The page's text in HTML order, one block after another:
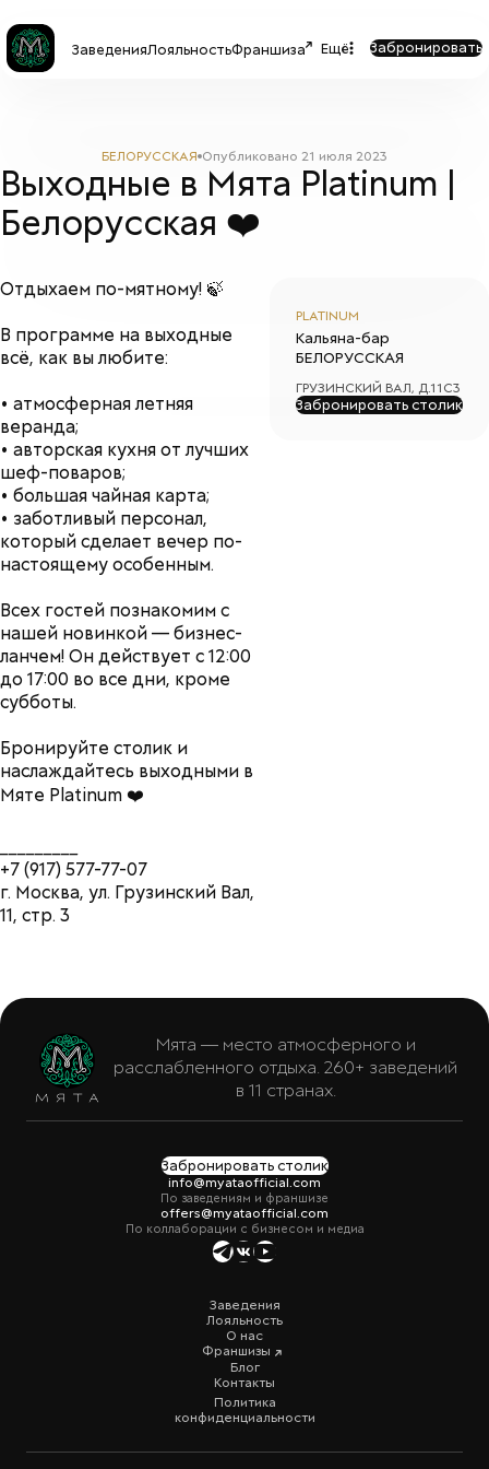
ЗаведенияЛояльностьФраншиза Ещё Забронировать
БЕЛОРУССКАЯ Опубликовано 21 июля 2023
Выходные в Мята Platinum |
Белорусская ❤️
Отдыхаем по-мятному! 🍃
В программе на выходные
всё, как вы любите:
• атмосферная летняя
веранда;
• авторская кухня от лучших
шеф-поваров;
• большая чайная карта;
• заботливый персонал,
который сделает вечер по-
настоящему особенным.
Всех гостей познакомим с
нашей новинкой — бизнес-
ланчем! Он действует с 12:00
до 17:00 во все дни, кроме
субботы.
Бронируйте столик и
наслаждайтесь выходными в
Мяте Platinum ❤️
+7 (917) 577-77-07
г. Москва, ул. Грузинский Вал,
11, стр. 3
PLATINUM
Кальяна-бар
БЕЛОРУССКАЯ
ГРУЗИНСКИЙ ВАЛ, Д.11С3
Забронировать столик
Мята — место атмосферного и
расслабленного отдыха. 260+ заведений
в 11 странах.
Забронировать столик
info@myataofficial.com
По заведениям и франшизе
offers@myataofficial.com
По коллаборации с бизнесом и медиа
Заведения
Лояльность
О нас
Франшизы
Блог
Контакты
Политика
конфиденциальности